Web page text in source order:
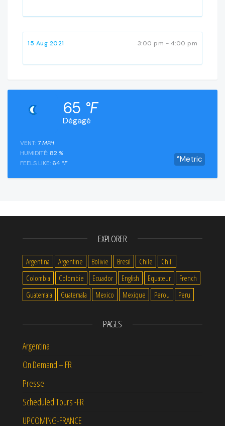
15 Aug 2021 3:00 pm - 4:00 pm
Dégagé
65 °F
°Metric
VENT:7 MPH
HUMIDITÉ: 82 %
FEELS LIKE: 64 °F
EXPLORER
Argentina Argentine Bolivie Bresil Chile
Chili
Colombia
Colombie Ecuador English Equateur
French
Guatemala
Guatemala Mexico Mexique Perou Peru
PAGES
Argentina
On Demand – FR
Presse
Scheduled Tours -FR
UPCOMING-FRANCE